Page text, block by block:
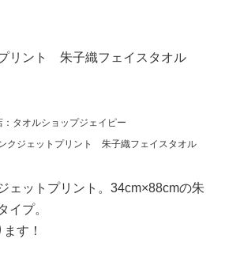
リント 朱子織フェイスタオル
タオルショップジェイピー
クジェットプリント 朱子織フェイスタオル
ェットプリント。34cm×88cmの朱
イプ。
す！